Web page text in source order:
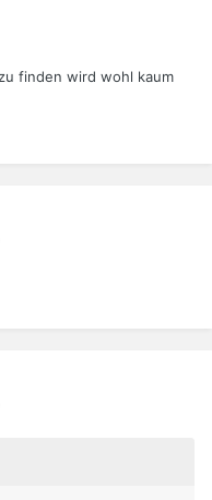
finden wird wohl kaum